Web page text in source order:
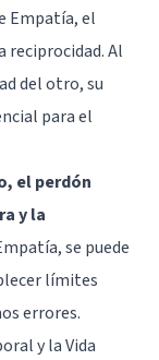
Empatía, el
reciprocidad. Al
del otro, su
para el
el perdón
y la
se puede
límites
errores.
y la Vida